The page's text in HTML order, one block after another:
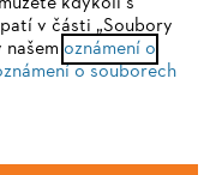
Cookies
nicht unterstützen. Für
wir Ihnen, zu
Chrome
v části „Soubory
oznámení o
o souborech